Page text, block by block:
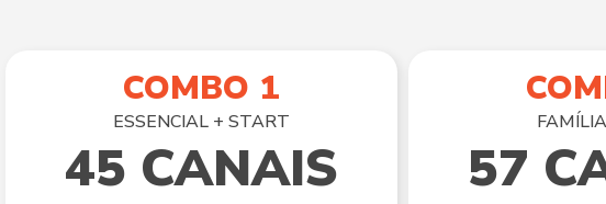
COMBO 1
ESSENCIAL + START
45 CANAIS 57